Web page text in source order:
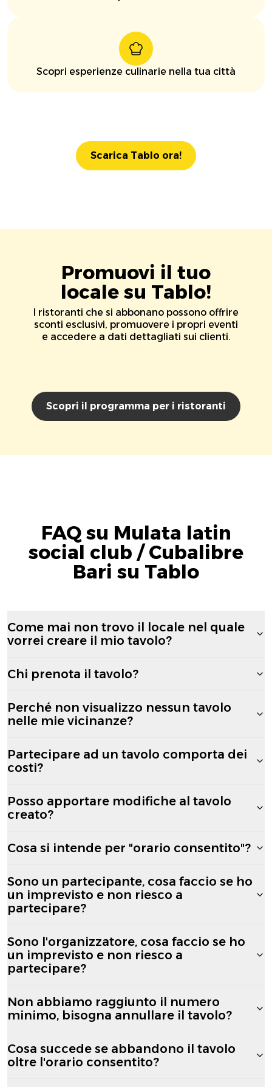
Scopri esperienze culinarie nella tua città
Scarica Tablo ora!
Promuovi il tuo
locale su Tablo!
I ristoranti che si abbonano possono offrire
sconti esclusivi, promuovere i propri eventi
e accedere a dati dettagliati sui clienti.
Scopri il programma per i ristoranti
FAQ su Mulata latin
social club / Cubalibre
Bari su Tablo
Come mai non trovo il locale nel quale
vorrei creare il mio tavolo?
Chi prenota il tavolo?
Perché non visualizzo nessun tavolo
nelle mie vicinanze?
Partecipare ad un tavolo comporta dei
costi?
Posso apportare modifiche al tavolo
creato?
Cosa si intende per "orario consentito"?
Sono un partecipante, cosa faccio se ho
un imprevisto e non riesco a
partecipare?
Sono l'organizzatore, cosa faccio se ho
un imprevisto e non riesco a
partecipare?
Non abbiamo raggiunto il numero
minimo, bisogna annullare il tavolo?
Cosa succede se abbandono il tavolo
oltre l'orario consentito?